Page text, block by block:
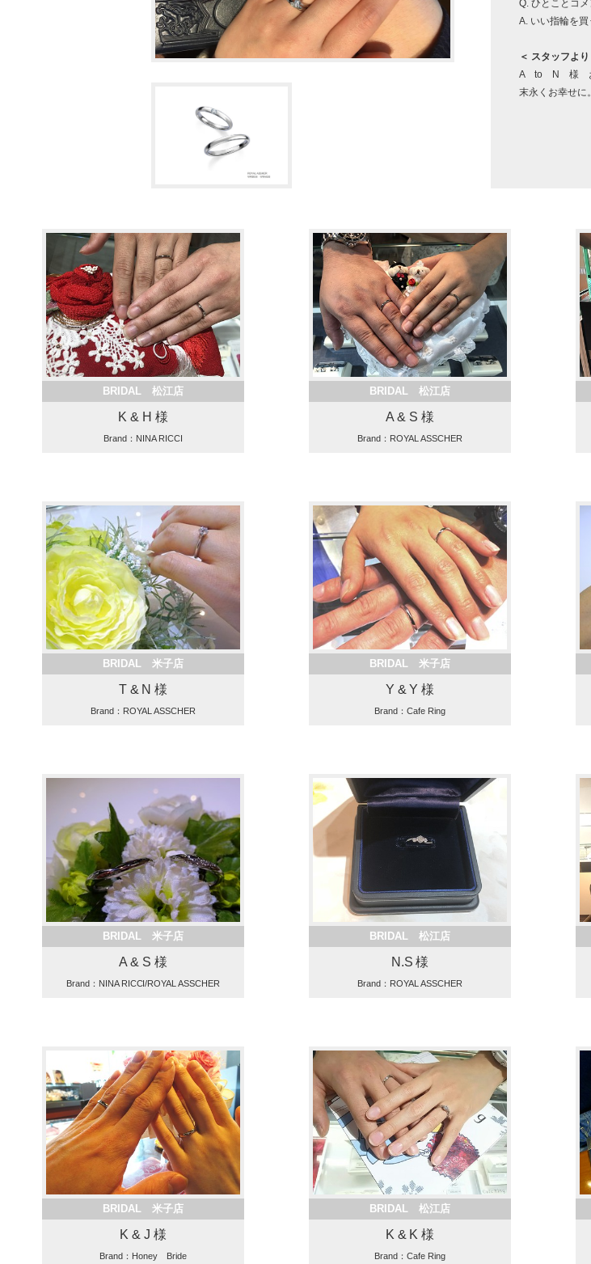
Q. ひとことコメ
A. いい指輪を買
＜ スタッフより
A to N 様 お買
末永くお幸せに。
BRIDAL 松江店
K & H 様
Brand：NINA RICCI
BRIDAL 松江店
A & S 様
Brand：ROYAL ASSCHER
BRIDAL 米子店
T & N 様
Brand：ROYAL ASSCHER
BRIDAL 米子店
Y & Y 様
Brand：Cafe Ring
BRIDAL 米子店
A & S 様
Brand：NINA RICCI/ROYAL ASSCHER
BRIDAL 松江店
N.S 様
Brand：ROYAL ASSCHER
BRIDAL 米子店
K & J 様
Brand：Honey Bride
BRIDAL 松江店
K & K 様
Brand：Cafe Ring